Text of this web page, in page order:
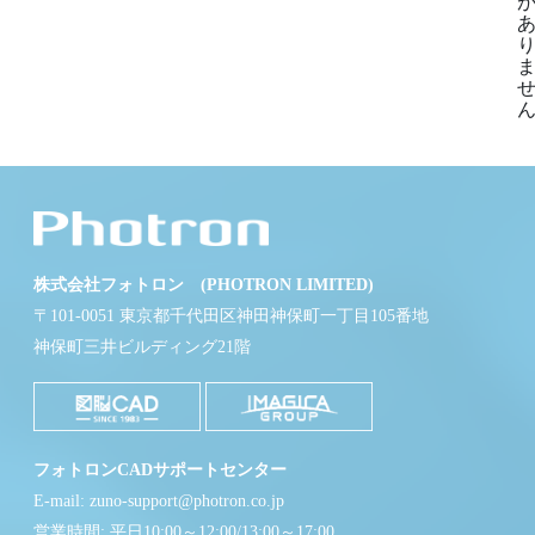
あ
り
ま
せ
株式会社フォトロン (PHOTRON LIMITED)
〒101-0051 東京都千代田区神田神保町一丁目105番地
神保町三井ビルディング21階
フォトロンCADサポートセンター
E-mail: zuno-support@photron.co.jp